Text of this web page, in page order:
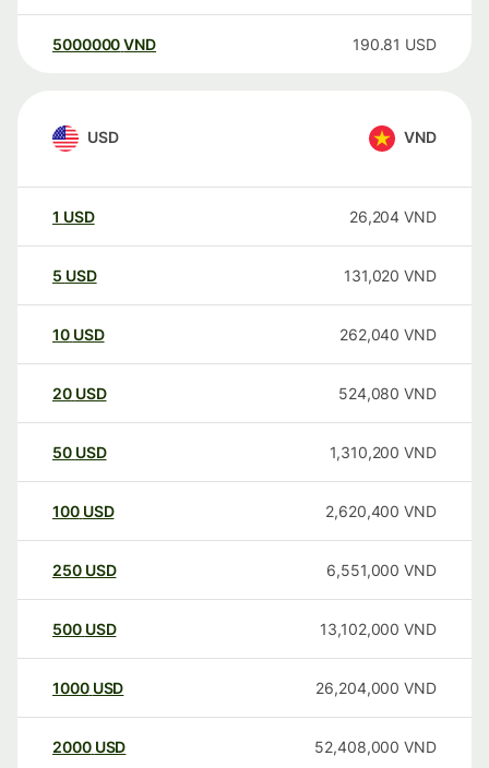
5000000VND 190.81 USD
USD VND
1 USD 26,204 VND
5 USD 131,020 VND
10 USD 262,040 VND
20 USD 524,080 VND
50 USD 1,310,200 VND
100 USD 2,620,400 VND
250 USD 6,551,000 VND
500 USD 13,102,000 VND
1000 USD 26,204,000 VND
2000 USD 52,408,000 VND